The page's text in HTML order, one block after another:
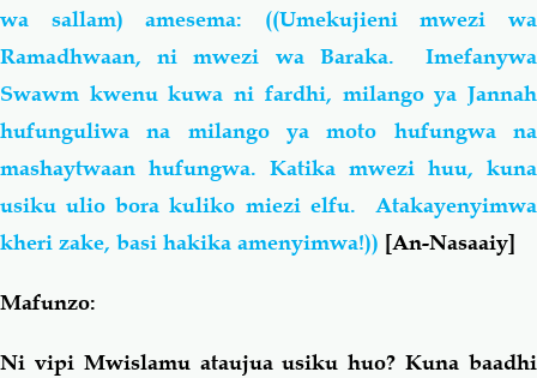
wa sallam) amesema: ((Umekujieni mwezi wa
Ramadhwaan, ni mwezi wa Baraka. Imefanywa
Swawm kwenu kuwa ni fardhi, milango ya Jannah
hufunguliwa na milango ya moto hufungwa na
mashaytwaan hufungwa. Katika mwezi huu, kuna
usiku ulio bora kuliko miezi elfu. Atakayenyimwa
kheri zake, basi hakika amenyimwa!)) [An-Nasaaiy]
Mafunzo:
Ni vipi Mwislamu ataujua usiku huo? Kuna baadhi